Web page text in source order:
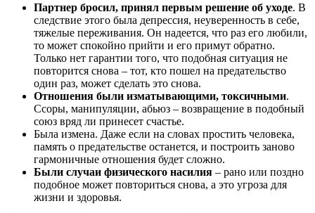
Партнер бросил, принял первым решение об уходе. В
следствие этого была депрессия, неуверенность в себе,
тяжелые переживания. Он надеется, что раз его любили,
то может спокойно прийти и его примут обратно.
Только нет гарантии того, что подобная ситуация не
повторится снова – тот, кто пошел на предательство
один раз, может сделать это снова.
Отношения были изматывающими, токсичными.
Ссоры, манипуляции, абьюз – возвращение в подобный
союз вряд ли принесет счастье.
Была измена. Даже если на словах простить человека,
память о предательстве останется, и построить заново
гармоничные отношения будет сложно.
Были случаи физического насилия – рано или поздно
подобное может повториться снова, а это угроза для
жизни и здоровья.